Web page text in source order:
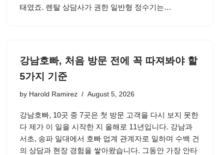
태였죠. 렌탈 상담사가 권한 일반형 정수기는…
강남호빠, 처음 방문 전에 꼭 따져봐야 할
5가지 기준
by Harold Ramirez August 5, 2026
강남호빠, 10곳 중 7곳은 첫 방문 고객을 다시 보지 못한
다 제가 이 일을 시작한 지 올해로 11년입니다. 강남과
서초, 송파 일대에서 호빠 업계 관계자로 일하며 수백 건
의 상담과 현장 경험을 쌓아왔습니다. 그동안 가장 안타